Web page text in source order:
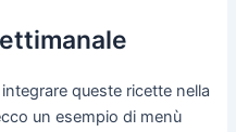
queste ricette nella
un esempio di menù